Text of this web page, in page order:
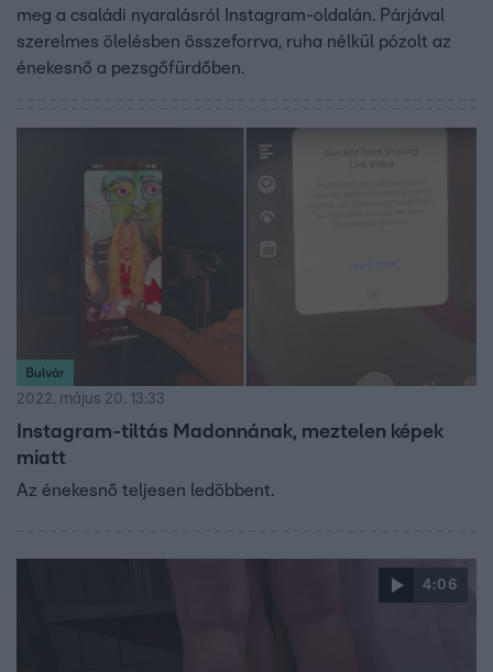
meg a családi nyaralásról Instagram-oldalán. Párjával
szerelmes ölelésben összeforrva, ruha nélkül pózolt az
énekesnő a pezsgőfürdőben.
Bulvár
2022. május 20. 13:33
Instagram-tiltás Madonnának, meztelen képek
miatt
Az énekesnő teljesen ledöbbent.
4:06